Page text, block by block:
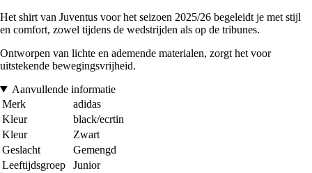
Het shirt van Juventus voor het seizoen 2025/26 begeleidt je met stijl
en comfort, zowel tijdens de wedstrijden als op de tribunes.
Ontworpen van lichte en ademende materialen, zorgt het voor
uitstekende bewegingsvrijheid.
Aanvullende informatie
Merk
adidas
Kleur
black/ecrtin
Kleur
Zwart
Geslacht
Gemengd
Leeftijdsgroep
Junior